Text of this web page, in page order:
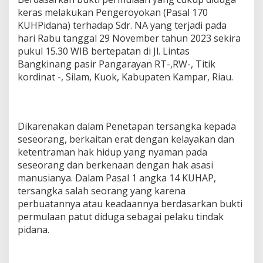
keras melakukan Pengeroyokan (Pasal 170
KUHPidana) terhadap Sdr. NA yang terjadi pada
hari Rabu tanggal 29 November tahun 2023 sekira
pukul 15.30 WIB bertepatan di Jl. Lintas
Bangkinang pasir Pangarayan RT-,RW-, Titik
kordinat -, Silam, Kuok, Kabupaten Kampar, Riau.
Dikarenakan dalam Penetapan tersangka kepada
seseorang, berkaitan erat dengan kelayakan dan
ketentraman hak hidup yang nyaman pada
seseorang dan berkenaan dengan hak asasi
manusianya. Dalam Pasal 1 angka 14 KUHAP,
tersangka salah seorang yang karena
perbuatannya atau keadaannya berdasarkan bukti
permulaan patut diduga sebagai pelaku tindak
pidana.